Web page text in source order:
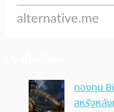
กองทุน
สหรัฐหลั